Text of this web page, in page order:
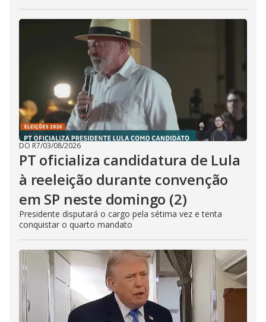
DO R7/03/08/2026
PT oficializa candidatura de Lula
à reeleição durante convenção
em SP neste domingo (2)
Presidente disputará o cargo pela sétima vez e tenta
conquistar o quarto mandato